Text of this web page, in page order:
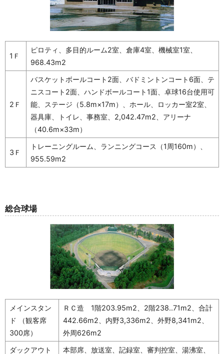
1Ｆ
ピロティ、多目的ルーム2室、倉庫4室、機械室1室、
968.43m2
2Ｆ
バスケットボールコート2面、バドミントンコート6面、テ
ニスコート2面、ハンドボールコート1面、卓球16台使用可
能、ステージ（5.8m×17m）、ホール、ロッカー室2室、
器具庫、トイレ、事務室、2,042.47m2、アリーナ
（40.6m×33m）
3Ｆ
トレーニングルーム、ランニングコース（1周160m）、
955.59m2
総合球場
メインスタン
ド （観客席
300席）
ＲＣ造 1階203.95m2、2階238..71m2、合計
442.66m2、内野3,336m2、外野8,341m2、
外周626m2
ダックアウト
本部席、放送室、記録室、審判控室、湯沸室、